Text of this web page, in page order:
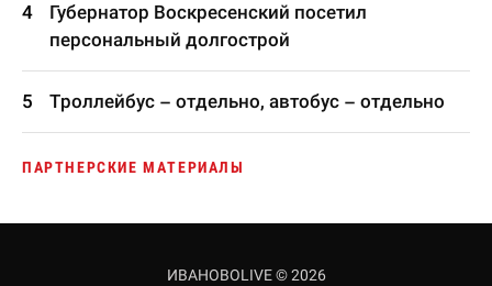
Губернатор Воскресенский посетил
персональный долгострой
Троллейбус – отдельно, автобус – отдельно
ПАРТНЕРСКИЕ МАТЕРИАЛЫ
ИВАНОВОLIVE © 2026